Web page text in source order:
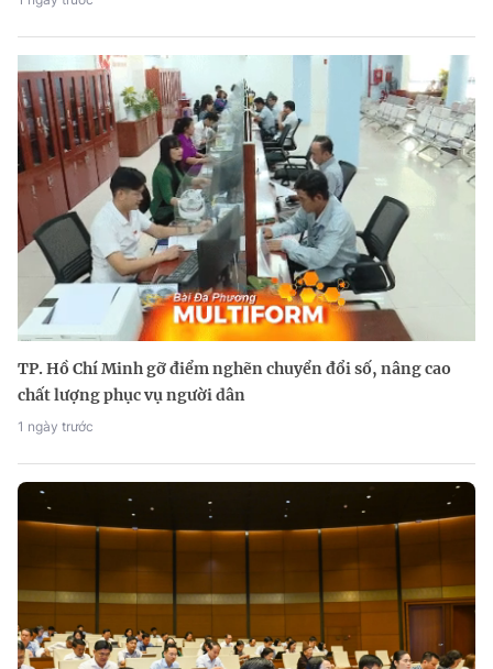
TP. Hồ Chí Minh gỡ điểm nghẽn chuyển đổi số, nâng cao
chất lượng phục vụ người dân
1 ngày trước